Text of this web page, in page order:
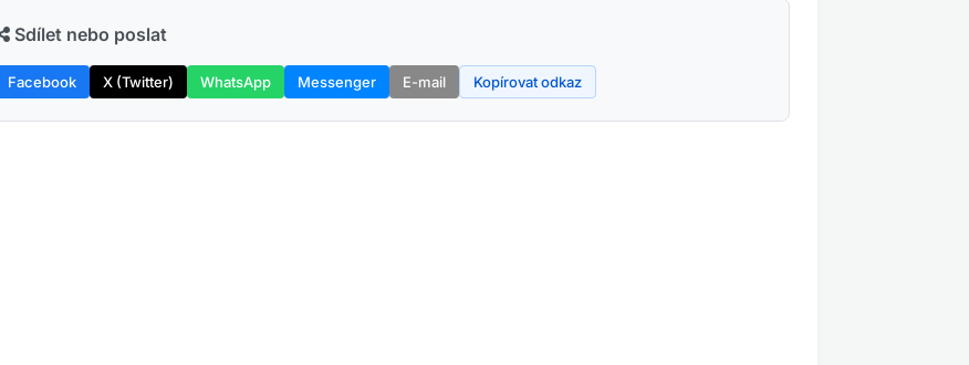
Sdílet nebo poslat
Facebook X (Twitter) WhatsApp Messenger E-mail Kopírovat odkaz